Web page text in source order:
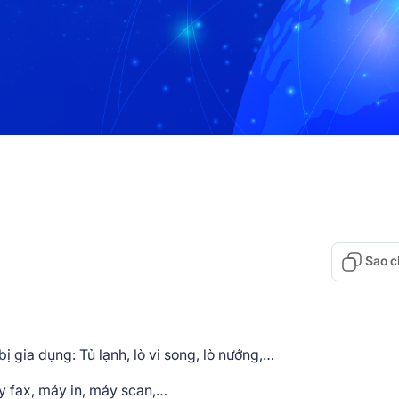
Sao
gia dụng: Tủ lạnh, lò vi song, lò nướng,…
fax, máy in, máy scan,…